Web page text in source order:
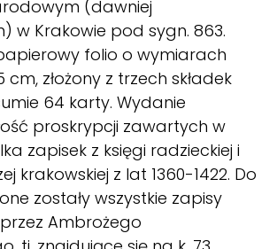
(dawniej
w Krakowie pod sygn. 863.
folio o wymiarach
cm, złożony z trzech składek
64 karty. Wydanie
proskrypcji zawartych w
zapisek z księgi radzieckiej i
krakowskiej z lat 1360-1422. Do
zostały wszystkie zapisy
Ambrożego